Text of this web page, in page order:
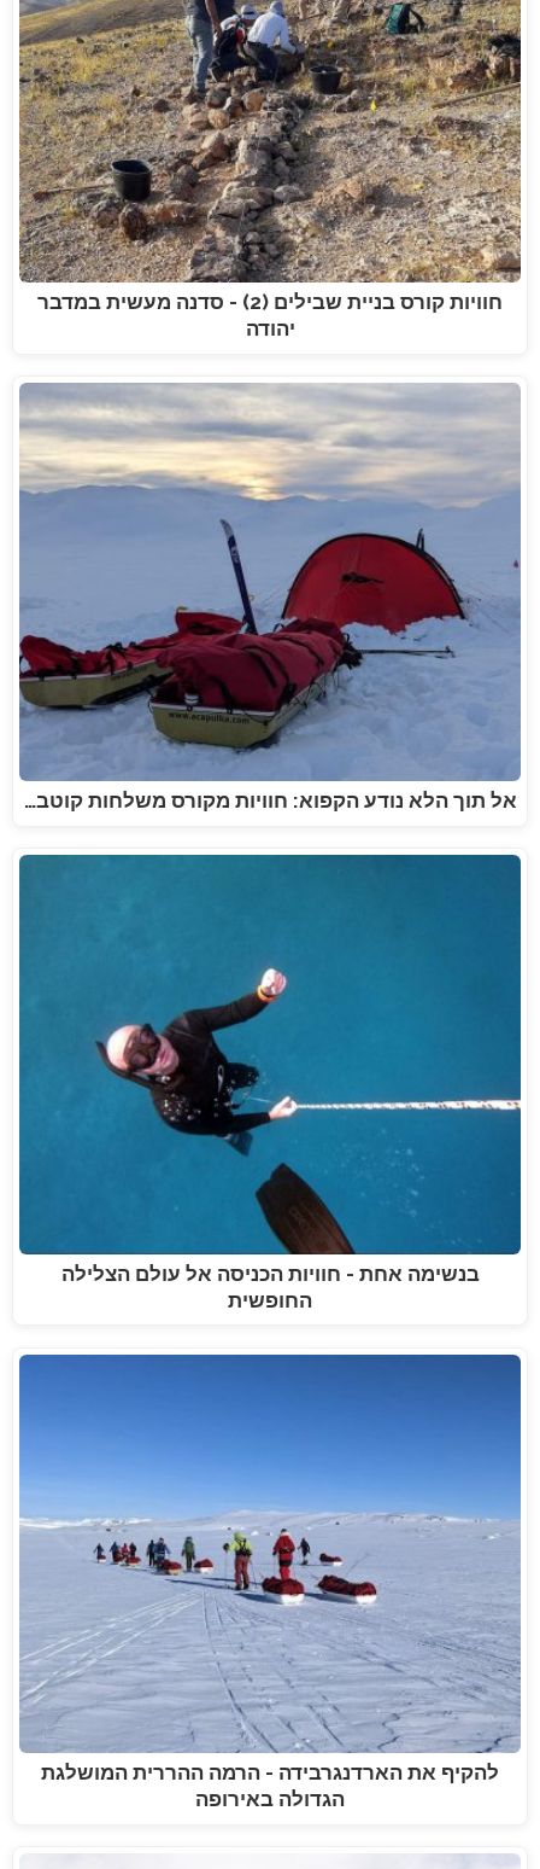
חוויות קורס בניית שבילים (2) - סדנה מעשית במדבר
יהודה
אל תוך הלא נודע הקפוא: חוויות מקורס משלחות קוטב…
בנשימה אחת - חוויות הכניסה אל עולם הצלילה
החופשית
להקיף את הארדנגרבידה - הרמה ההררית המושלגת
הגדולה באירופה